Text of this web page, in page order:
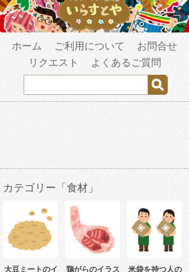
ホーム ご利用について
お問合せ
リクエスト
よくあるご質問
カテゴリー「食材」
大豆ミートのイ
鶏がらのイラス
米袋を持つ人の